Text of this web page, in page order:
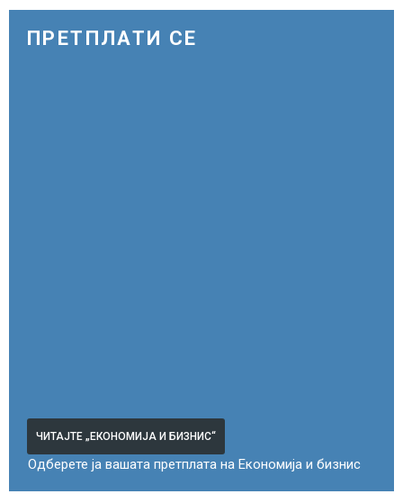
прилепски бранители
ПРЕТПЛАТИ СЕ
ЧИТАЈТЕ „ЕКОНОМИЈА И БИЗНИС“
Одберете ја вашата претплата на Економија и бизнис